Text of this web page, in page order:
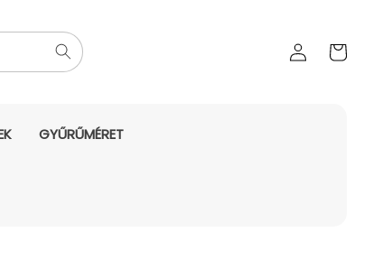
Bejelentkezés
kosara
GYŰRŰMÉRET